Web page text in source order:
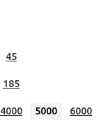
45
185
4000 5000 6000